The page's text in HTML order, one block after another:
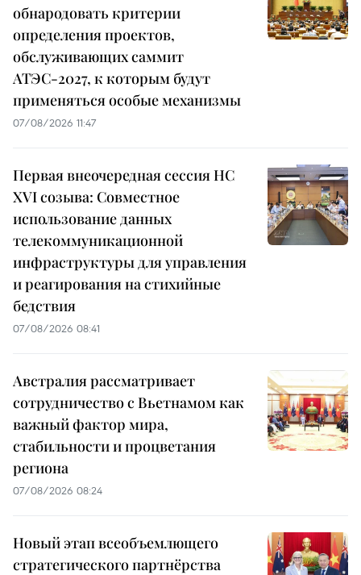
обнародовать критерии
определения проектов,
обслуживающих саммит
АТЭС-2027, к которым будут
применяться особые механизмы
07/08/2026 11:47
Первая внеочередная сессия НС
XVI созыва: Совместное
использование данных
телекоммуникационной
инфраструктуры для управления
и реагирования на стихийные
бедствия
07/08/2026 08:41
Австралия рассматривает
сотрудничество с Вьетнамом как
важный фактор мира,
стабильности и процветания
региона
07/08/2026 08:24
Новый этап всеобъемлющего
стратегического партнёрства